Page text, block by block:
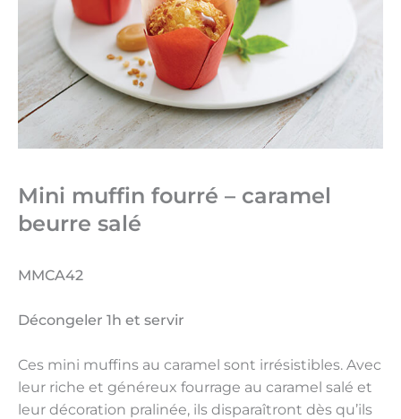
Mini muffin fourré – caramel
beurre salé
MMCA42
Décongeler 1h et servir
Ces mini muffins au caramel sont irrésistibles. Avec
leur riche et généreux fourrage au caramel salé et
leur décoration pralinée, ils disparaîtront dès qu’ils